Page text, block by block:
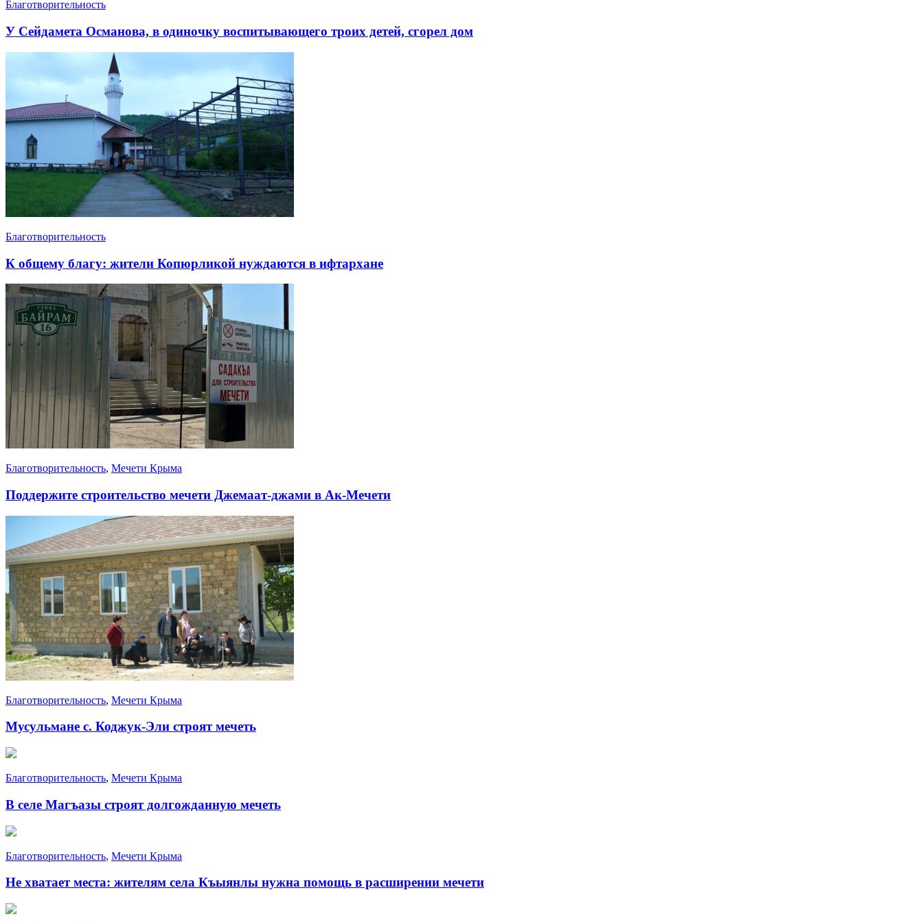
Благотворительность
У Сейдамета Османова, в одиночку воспитывающего троих детей, сгорел дом
Благотворительность
К общему благу: жители Копюрликой нуждаются в ифтархане
Благотворительность, Мечети Крыма
Поддержите строительство мечети Джемаат-джами в Ак-Мечети
Благотворительность, Мечети Крыма
Мусульмане с. Коджук-Эли строят мечеть
Благотворительность, Мечети Крыма
В селе Магъазы строят долгожданную мечеть
Благотворительность, Мечети Крыма
Не хватает места: жителям села Къыянлы нужна помощь в расширении мечети